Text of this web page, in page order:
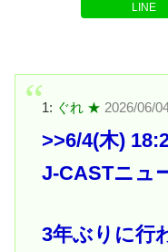
LINE
1: ぐれ ★ 2026/06/
>>6/4(木)
J-CASTニュ
3年ぶりに行